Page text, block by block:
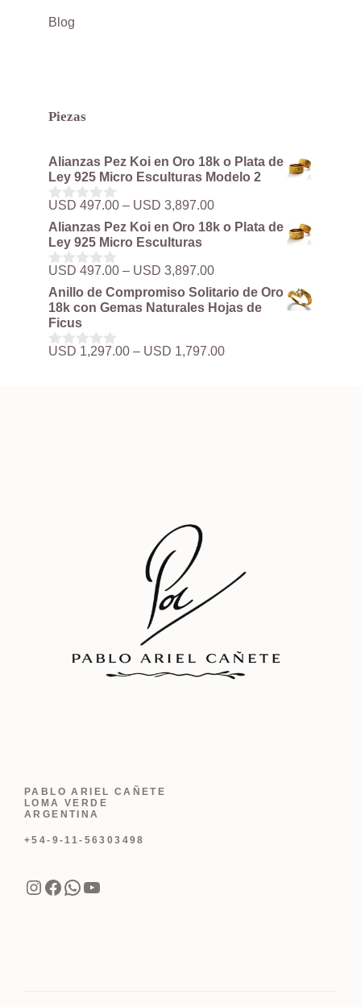
Blog
Piezas
Alianzas Pez Koi en Oro 18k o Plata de
Ley 925 Micro Esculturas Modelo 2
0
d
e
5
USD 497.00 – USD 3,897.00Rango
de
precios:
USD 497.00
USD 3,897.00
Alianzas Pez Koi en Oro 18k o Plata de
Ley 925 Micro Esculturas
0
d
e
5
USD 497.00 – USD 3,897.00Rango
de
precios:
desde
hasta
Anillo de Compromiso Solitario de Oro
18k con Gemas Naturales Hojas de
Ficus
0
USD 1,297.00 – USD 1,797.00Rango
PABLO ARIEL CAÑETE
LOMA VERDE
ARGENTINA
+54-9-11-56303498
Instagram
Facebook
WhatsApp
YouTube